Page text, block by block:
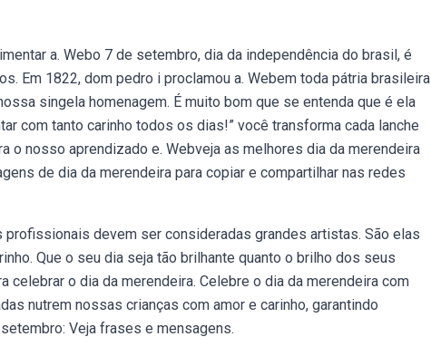
a. Webo 7 de setembro, dia da independência do brasil, é
Em 1822, dom pedro i proclamou a. Webem toda pátria brasileira
singela homenagem. É muito bom que se entenda que é ela
com tanto carinho todos os dias!” você transforma cada lanche
o nosso aprendizado e. Webveja as melhores dia da merendeira
de dia da merendeira para copiar e compartilhar nas redes
devem ser consideradas grandes artistas. São elas
Que o seu dia seja tão brilhante quanto o brilho dos seus
celebrar o dia da merendeira. Celebre o dia da merendeira com
nutrem nossas crianças com amor e carinho, garantindo
Veja frases e mensagens.